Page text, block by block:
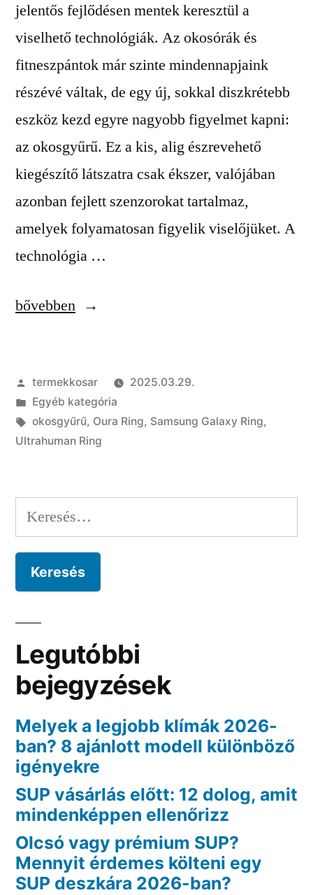
jelentős fejlődésen mentek keresztül a
viselhető technológiák. Az okosórák és
fitneszpántok már szinte mindennapjaink
részévé váltak, de egy új, sokkal diszkrétebb
eszköz kezd egyre nagyobb figyelmet kapni:
az okosgyűrű. Ez a kis, alig észrevehető
kiegészítő látszatra csak ékszer, valójában
azonban fejlett szenzorokat tartalmaz,
amelyek folyamatosan figyelik viselőjüket. A
technológia …
„
okosgyűrű
összehasonlítása
és
bővebben
Szerző:
termekkosar
2025.03.29.
Kategória:
Egyéb kategória
Címke:
okosgyűrű, Oura Ring, Samsung Galaxy Ring,
Ultrahuman Ring
Keresés:
Legutóbbi
bejegyzések
Melyek a legjobb klímák 2026-
ban? 8 ajánlott modell különböző
igényekre
SUP vásárlás előtt: 12 dolog, amit
mindenképpen ellenőrizz
Olcsó vagy prémium SUP?
Mennyit érdemes költeni egy
SUP deszkára 2026-ban?